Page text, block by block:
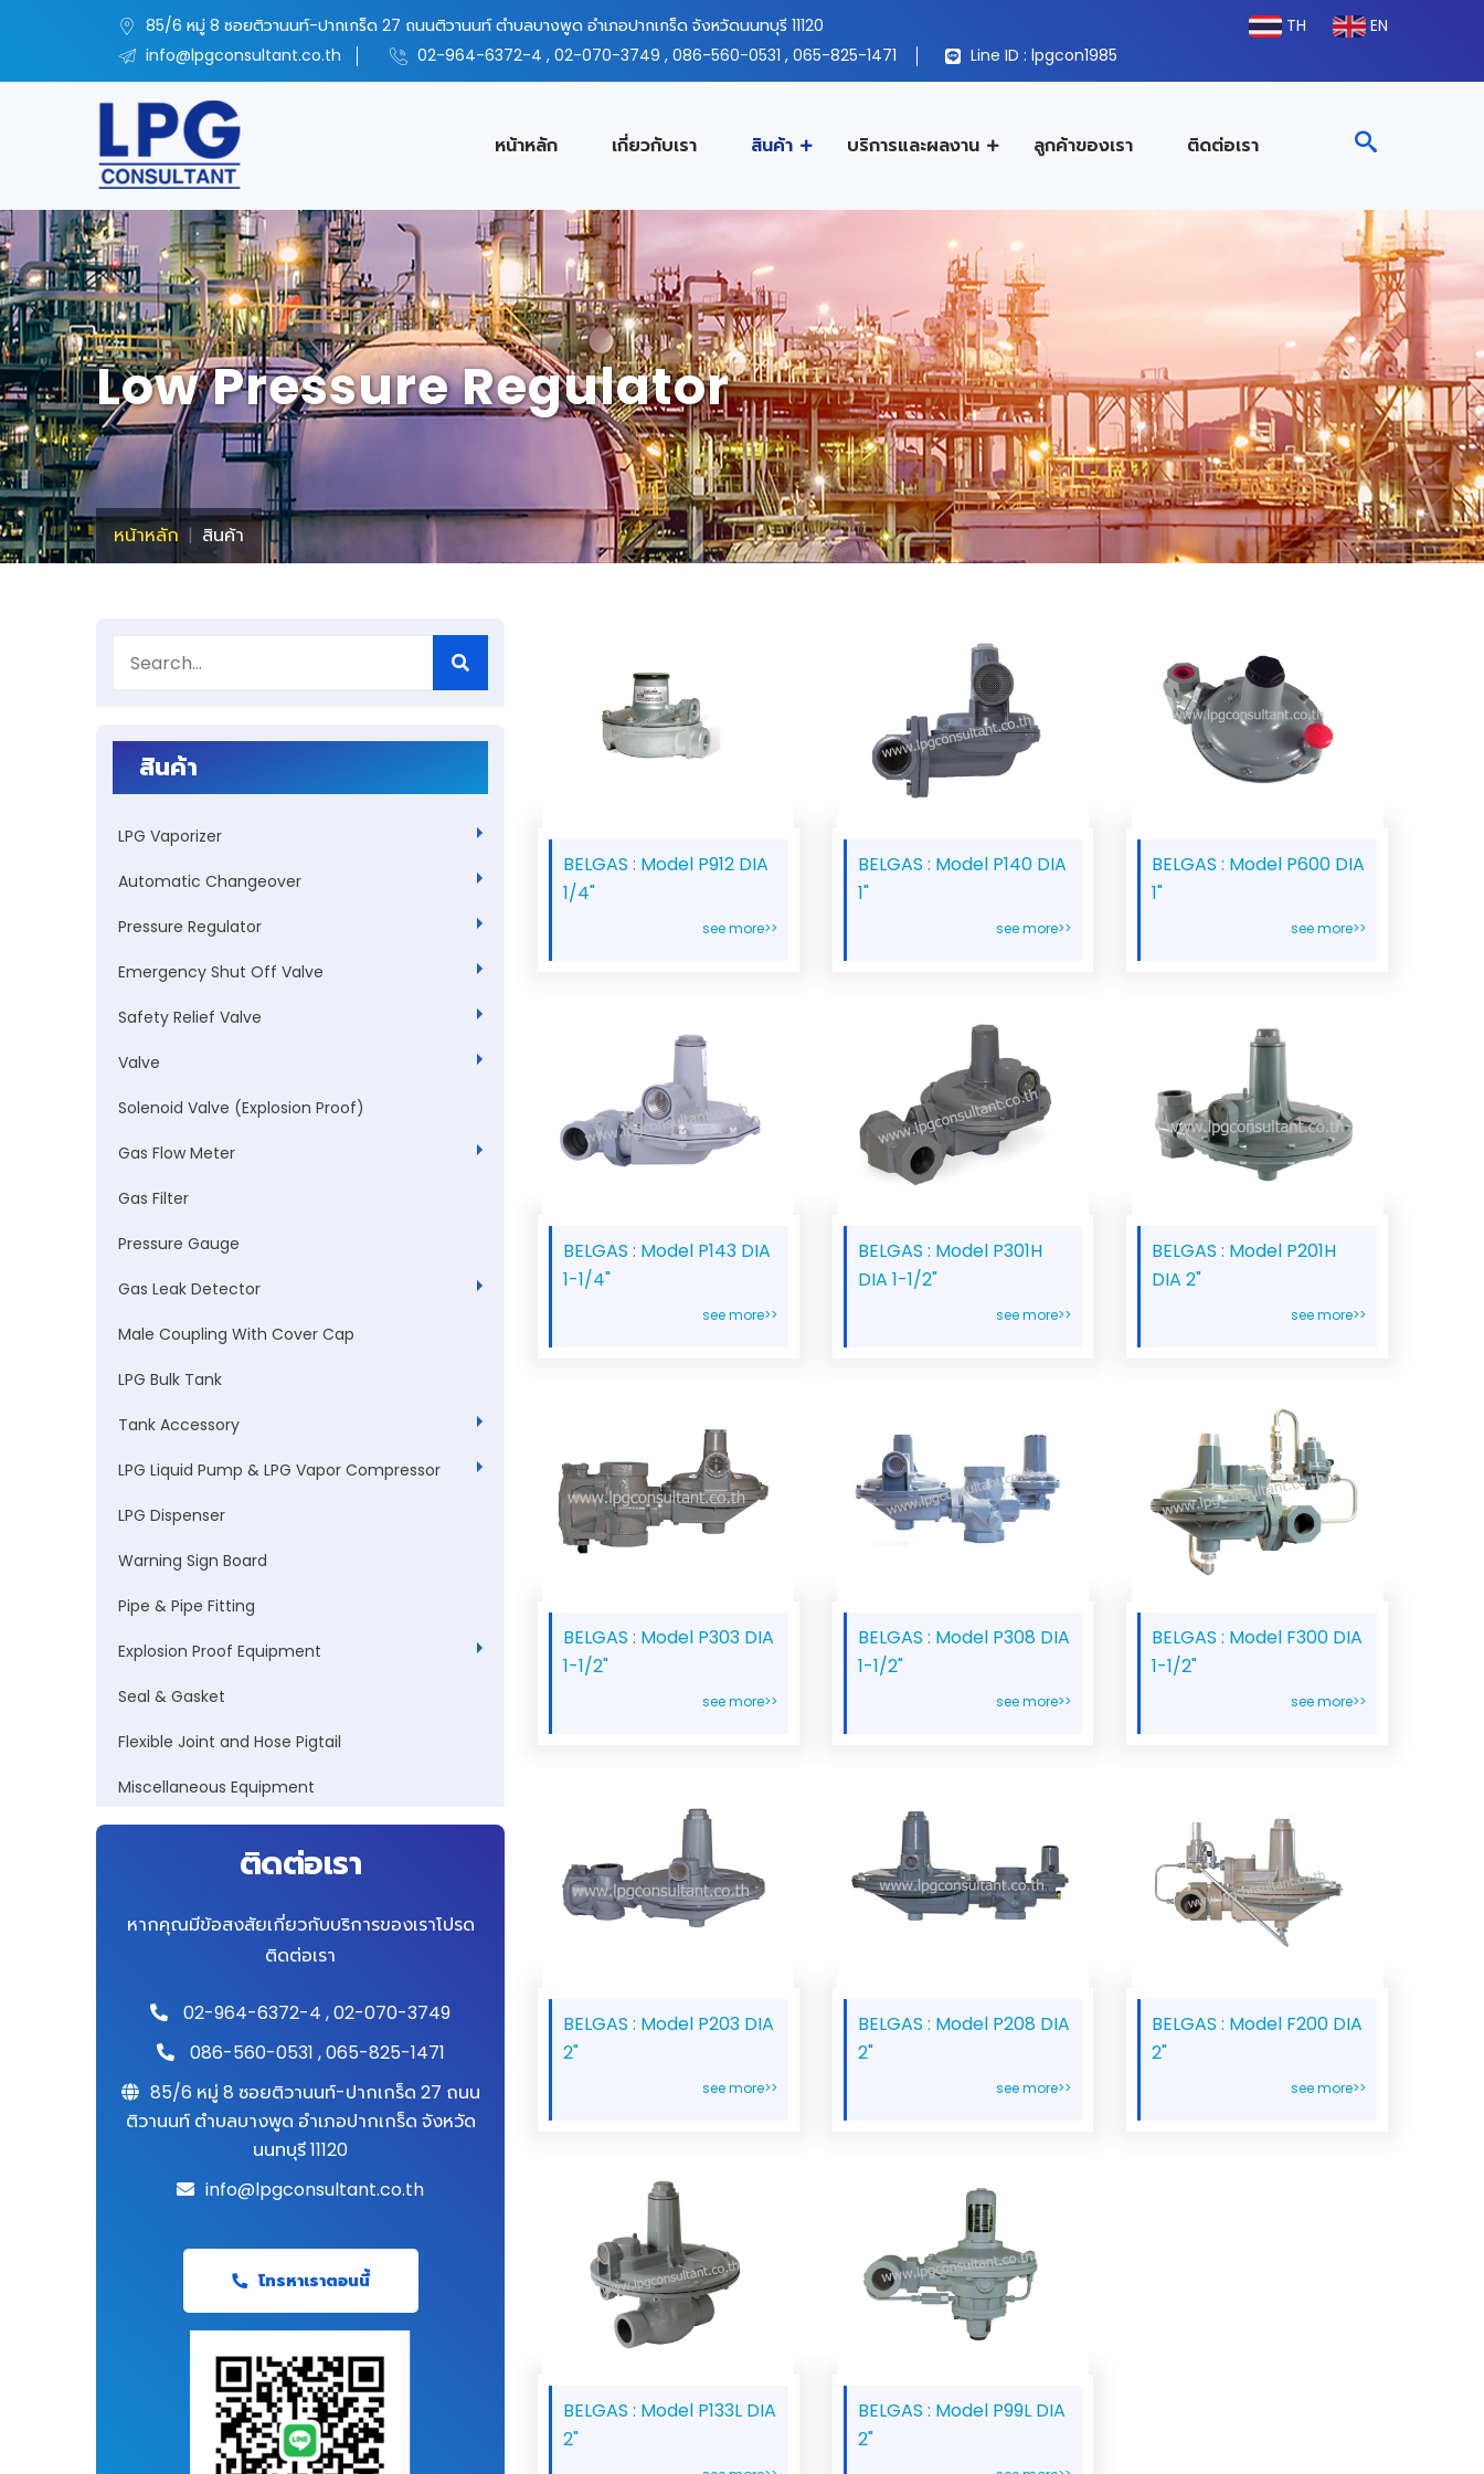
85/6 หมู่ 8 ซอยติวานนท์-ปากเกร็ด 27 ถนนติวานนท์ ตำบลบางพูด อำเภอปากเกร็ด จังหวัดนนทบุรี 11120
info@lpgconsultant.co.th
02-964-6372-4 , 02-070-3749 , 086-560-0531 , 065-825-1471 Line ID : lpgcon1985
TH EN
หน้าหลัก เกี่ยวกับเรา สินค้า บริการและผลงาน ลูกค้าของเรา ติดต่อเรา
Low Pressure Regulator
หน้าหลัก สินค้า
สินค้า
LPG Vaporizer
Automatic Changeover
Pressure Regulator
Emergency Shut Off Valve
Safety Relief Valve
Valve
Solenoid Valve (Explosion Proof)
Gas Flow Meter
Gas Filter
Pressure Gauge
Gas Leak Detector
Male Coupling With Cover Cap
LPG Bulk Tank
Tank Accessory
LPG Liquid Pump & LPG Vapor Compressor
LPG Dispenser
Warning Sign Board
Pipe & Pipe Fitting
Explosion Proof Equipment
Seal & Gasket
Flexible Joint and Hose Pigtail
Miscellaneous Equipment
ติดต่อเรา
หากคุณมีข้อสงสัยเกี่ยวกับบริการของเราโปรด
ติดต่อเรา
02-964-6372-4 ,02-070-3749
086-560-0531 ,065-825-1471
85/6 หมู่ 8 ซอยติวานนท์-ปากเกร็ด 27 ถนน
ติวานนท์ ตำบลบางพูด อำเภอปากเกร็ด จังหวัด
นนทบุรี 11120
info@lpgconsultant.co.th
โทรหาเราตอนนี้
BELGAS : Model P912 DIA
1/4"
see more>>
BELGAS : Model P140 DIA
1"
see more>>
BELGAS : Model P600 DIA
1"
see more>>
BELGAS : Model P143 DIA
1-1/4"
see more>>
BELGAS : Model P301H
DIA 1-1/2"
see more>>
BELGAS : Model P201H
DIA 2"
see more>>
BELGAS : Model P303 DIA
1-1/2"
see more>>
BELGAS : Model P308 DIA
1-1/2"
see more>>
BELGAS : Model F300 DIA
1-1/2"
see more>>
BELGAS : Model P203 DIA
2"
see more>>
BELGAS : Model P208 DIA
2"
see more>>
BELGAS : Model F200 DIA
2"
see more>>
BELGAS : Model P133L DIA
2"
BELGAS : Model P99L DIA
2"